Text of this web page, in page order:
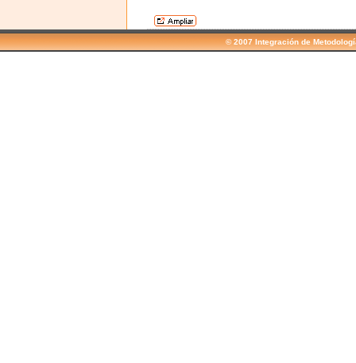
© 2007 Integración de